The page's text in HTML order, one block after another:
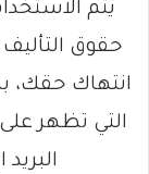
انتهاك حقك،
التي تظهر